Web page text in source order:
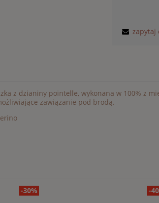
zapytaj
z dzianiny pointelle, wykonana w 100% z
zawiązanie pod brodą.
-30% -